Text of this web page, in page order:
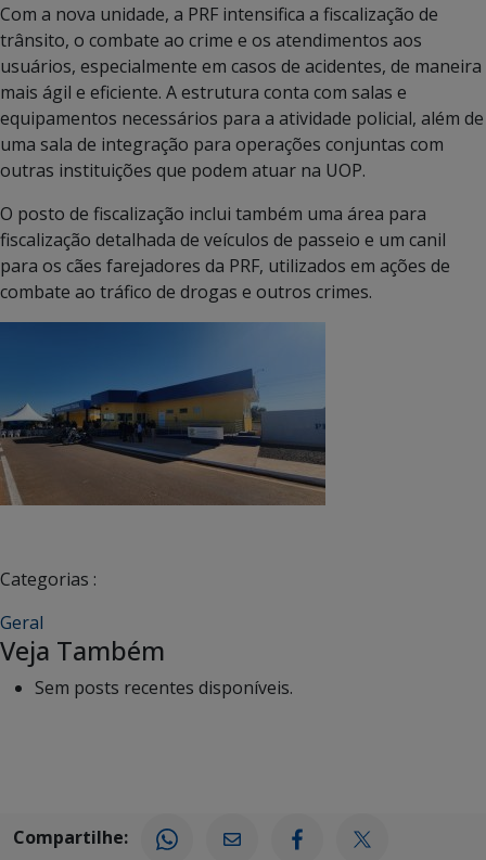
Com a nova unidade, a PRF intensifica a fiscalização de
trânsito, o combate ao crime e os atendimentos aos
usuários, especialmente em casos de acidentes, de maneira
mais ágil e eficiente. A estrutura conta com salas e
equipamentos necessários para a atividade policial, além de
uma sala de integração para operações conjuntas com
outras instituições que podem atuar na UOP.
O posto de fiscalização inclui também uma área para
fiscalização detalhada de veículos de passeio e um canil
para os cães farejadores da PRF, utilizados em ações de
combate ao tráfico de drogas e outros crimes.
Categorias :
Geral
Veja Também
Sem posts recentes disponíveis.
Compartilhe: